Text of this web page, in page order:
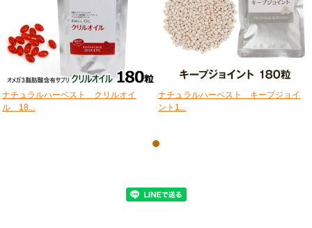
ナチュラルハーベスト クリルオイ
ル 18...
ナチュラルハーベスト キープジョイ
ント1...